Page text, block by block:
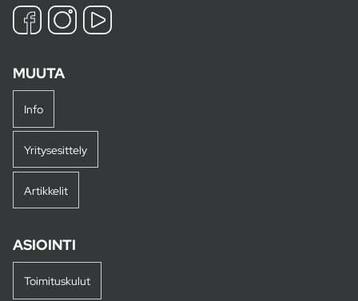
MUUTA
Info
Yritysesittely
Artikkelit
ASIOINTI
Toimituskulut